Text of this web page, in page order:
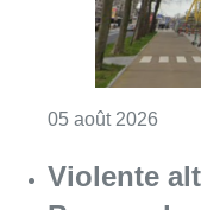
05 août 2026
Violente